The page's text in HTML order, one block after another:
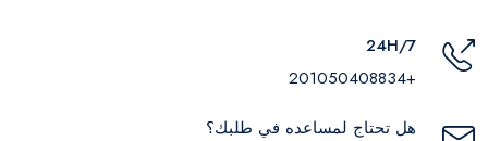
24H/7
+201050408834
هل تحتاج لمساعده في طلبك؟